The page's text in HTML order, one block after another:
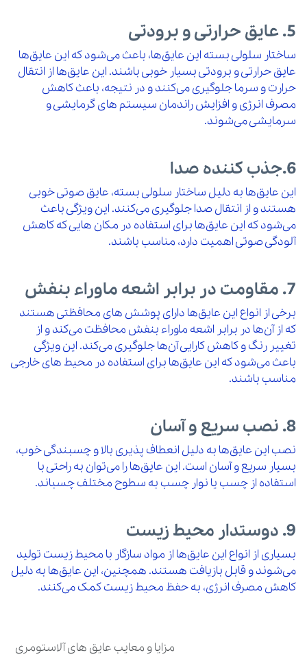
5. عایق حرارتی و برودتی
ساختار سلولی بسته این عایق‌ها، باعث می‌شود که این عایق‌ها
عایق حرارتی و برودتی بسیار خوبی باشند. این عایق‌ها از انتقال
حرارت و سرما جلوگیری می‌کنند و در نتیجه، باعث کاهش
مصرف انرژی و افزایش راندمان سیستم‌ های گرمایشی و
سرمایشی می‌شوند.
6.جذب‌ کننده صدا
این عایق‌ها به دلیل ساختار سلولی بسته، عایق صوتی خوبی
هستند و از انتقال صدا جلوگیری می‌کنند. این ویژگی باعث
می‌شود که این عایق‌ها برای استفاده در مکان‌ هایی که کاهش
آلودگی صوتی اهمیت دارد، مناسب باشند.
7. مقاومت در برابر اشعه ماوراء بنفش
برخی از انواع این عایق‌ها دارای پوشش‌ های محافظتی هستند
که از آن‌ها در برابر اشعه ماوراء بنفش محافظت می‌کند و از
تغییر رنگ و کاهش کارایی آن‌ها جلوگیری می‌کند. این ویژگی
باعث می‌شود که این عایق‌ها برای استفاده در محیط‌ های خارجی
مناسب باشند.
8. نصب سریع و آسان
نصب این عایق‌ها به دلیل انعطاف‌ پذیری بالا و چسبندگی خوب،
بسیار سریع و آسان است. این عایق‌ها را می‌توان به راحتی با
استفاده از چسب یا نوار چسب به سطوح مختلف چسباند.
9. دوستدار محیط زیست
بسیاری از انواع این عایق‌ها از مواد سازگار با محیط زیست تولید
می‌شوند و قابل بازیافت هستند. همچنین، این عایق‌ها به دلیل
کاهش مصرف انرژی، به حفظ محیط زیست کمک می‌کنند.
مزایا و معایب عایق های آلاستومری